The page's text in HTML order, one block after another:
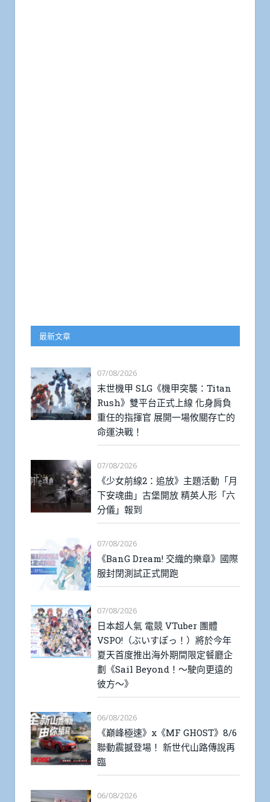
最新文章
07/08/2026
末世機甲 SLG《機甲突襲：Titan
Rush》雙平台正式上線 化身肩負
重任的指揮官 展開一場攸關存亡的
命運決戰！
07/08/2026
《少女前線2：追放》主題活動「月
下安魂曲」古堡開放 精英人形「六
分儀」報到
07/08/2026
《BanG Dream! 交織的樂章》國際
服封閉測試正式開跑
07/08/2026
日本超人氣 電競 VTuber 團體
VSPO!（ぶいすぽっ！）將於今年
夏天首度推出海外期間限定餐廳企
劃《Sail Beyond！～駛向更遠的
彼方～》
06/08/2026
《巔峰極速》x《MF GHOST》8/6
聯動震撼登場！ 新世代山路傳說再
臨
06/08/2026